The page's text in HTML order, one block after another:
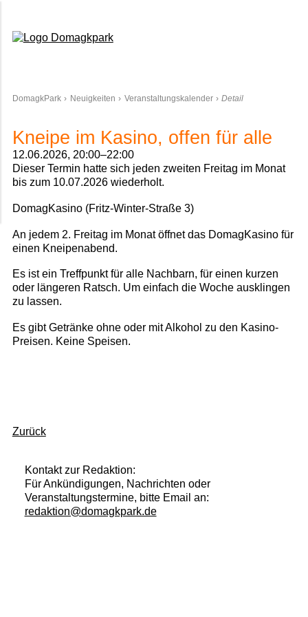
DomagkPark Neuigkeiten Veranstaltungskalender Detail
Kneipe im Kasino, offen für alle
12.06.2026, 20:00–22:00
Dieser Termin hatte sich jeden zweiten Freitag im Monat
bis zum 10.07.2026 wiederholt.
DomagKasino (Fritz-Winter-Straße 3)
An jedem 2. Freitag im Monat öffnet das DomagKasino für
einen Kneipenabend.
Es ist ein Treffpunkt für alle Nachbarn, für einen kurzen
oder längeren Ratsch. Um einfach die Woche ausklingen
zu lassen.
Es gibt Getränke ohne oder mit Alkohol zu den Kasino-
Preisen. Keine Speisen.
Zurück
Kontakt zur Redaktion:
Für Ankündigungen, Nachrichten oder
Veranstaltungstermine, bitte Email an:
redaktion@domagkpark.de